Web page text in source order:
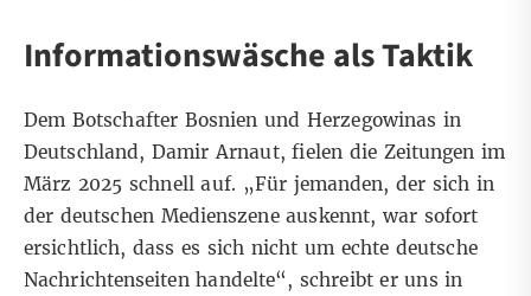
Informationswäsche als Taktik
Dem Botschafter Bosnien und Herzegowinas in
Deutschland, Damir Arnaut, fielen die Zeitungen im
März 2025 schnell auf. „Für jemanden, der sich in
der deutschen Medienszene auskennt, war sofort
ersichtlich, dass es sich nicht um echte deutsche
Nachrichtenseiten handelte“, schreibt er uns in